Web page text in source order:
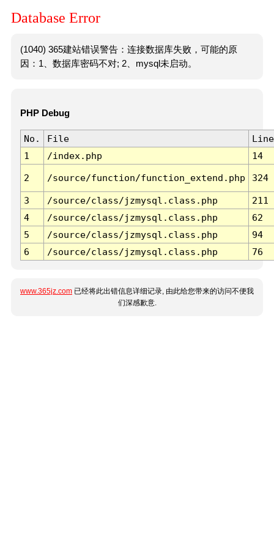
Database Error
(1040) 365建站错误警告：连接数据库失败，可能的原
因：1、数据库密码不对; 2、mysql未启动。
PHP Debug
No. File
Line
1
/index.php 14
2 /source/function/function_extend.php 324
3 /source/class/jzmysql.class.php
211
4
/source/class/jzmysql.class.php
62
5
/source/class/jzmysql.class.php
94
6
/source/class/jzmysql.class.php 76
www.365jz.com 已经将此出错信息详细记录, 由此给您带来的访问不便我
们深感歉意.